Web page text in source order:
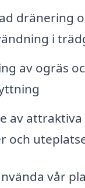
dränering
i
av ogräs
av
och
vår